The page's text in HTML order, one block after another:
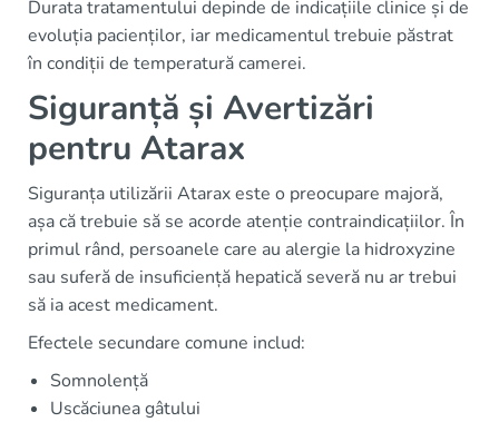
Durata tratamentului depinde de indicațiile clinice și de
evoluția pacienților, iar medicamentul trebuie păstrat
în condiții de temperatură camerei.
Siguranță și Avertizări
pentru Atarax
Siguranța utilizării Atarax este o preocupare majoră,
așa că trebuie să se acorde atenție contraindicațiilor. În
primul rând, persoanele care au alergie la hidroxyzine
sau suferă de insuficiență hepatică severă nu ar trebui
să ia acest medicament.
Efectele secundare comune includ:
Somnolență
Uscăciunea gâtului